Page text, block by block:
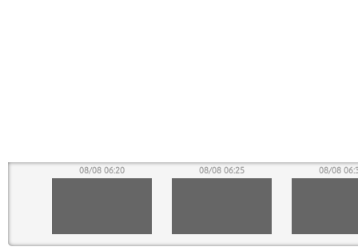
08/08 06:20 08/08 06:25 08/08